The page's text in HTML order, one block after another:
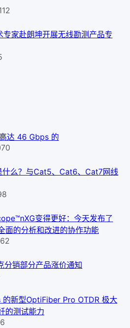
家赴朗坤开展无线勘测产品专
达 46 Gbps 的
什么？与Cat5、Cat6、Cat7网线
变得更好：今天发布了
面的分析和改进的协作功能
分销部分产品涨价通知
新型OptiFiber Pro OTDR 极大
的测试能力